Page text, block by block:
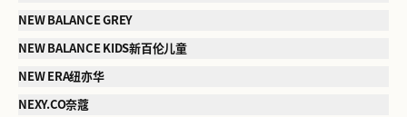
NEW BALANCE GREY
NEW BALANCE KIDS新百伦儿童
NEW ERA纽亦华
NEXY.CO奈蔻